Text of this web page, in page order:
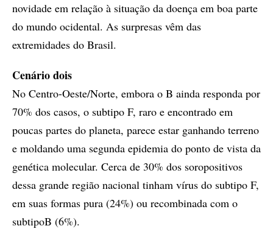
novidade em relação à situação da doença em boa parte
do mundo ocidental. As surpresas vêm das
extremidades do Brasil.
Cenário dois
No Centro-Oeste/Norte, embora o B ainda responda por
70% dos casos, o subtipo F, raro e encontrado em
poucas partes do planeta, parece estar ganhando terreno
e moldando uma segunda epidemia do ponto de vista da
genética molecular. Cerca de 30% dos soropositivos
dessa grande região nacional tinham vírus do subtipo F,
em suas formas pura (24%) ou recombinada com o
subtipoB (6%).